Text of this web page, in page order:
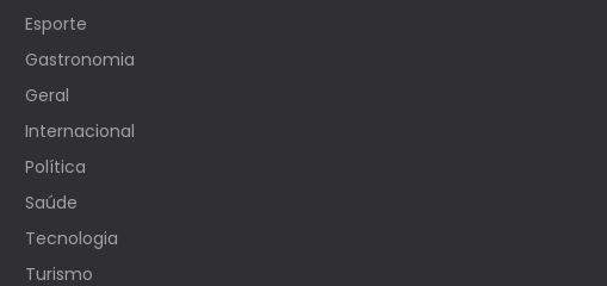
Esporte
Gastronomia
Geral
Internacional
Política
Saúde
Tecnologia
Turismo